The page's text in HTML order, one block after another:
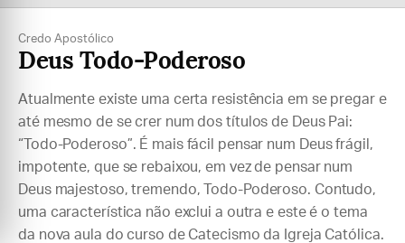
Credo Apostólico
Deus Todo-Poderoso
Atualmente existe uma certa resistência em se pregar e
até mesmo de se crer num dos títulos de Deus Pai:
“Todo-Poderoso”. É mais fácil pensar num Deus frágil,
impotente, que se rebaixou, em vez de pensar num
Deus majestoso, tremendo, Todo-Poderoso. Contudo,
uma característica não exclui a outra e este é o tema
da nova aula do curso de Catecismo da Igreja Católica.